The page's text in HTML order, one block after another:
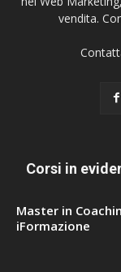
vendita.
Corsi in
Master in
iFormazione